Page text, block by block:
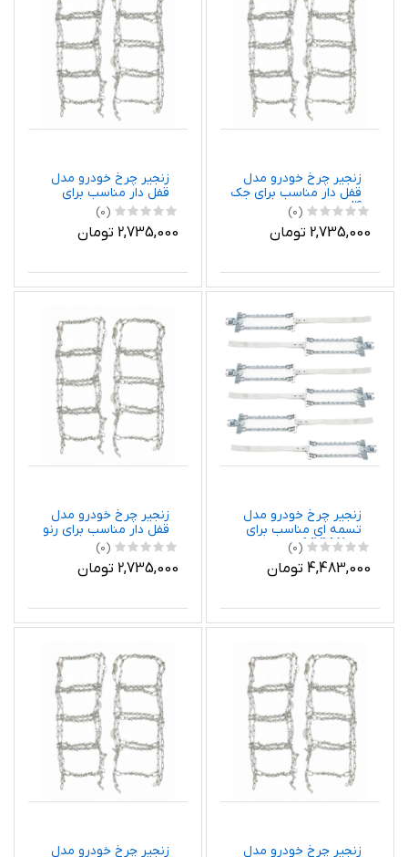
زنجیر چرخ خودرو مدل
قفل دار مناسب برای جک
J4 بسته دو عددی
(0)
2,735,000 تومان
زنجیر چرخ خودرو مدل
قفل دار مناسب برای
تویوتا پریوس بسته دو
عددی
(0)
2,735,000 تومان
زنجیر چرخ خودرو مدل
تسمه ای مناسب برای
MVM X55 بسته 6
عددی
(0)
4,483,000 تومان
زنجیر چرخ خودرو مدل
قفل دار مناسب برای رنو
مگان بسته دو عددی
(0)
2,735,000 تومان
زنجیر چرخ خودرو مدل زنجیر چرخ خودرو مدل